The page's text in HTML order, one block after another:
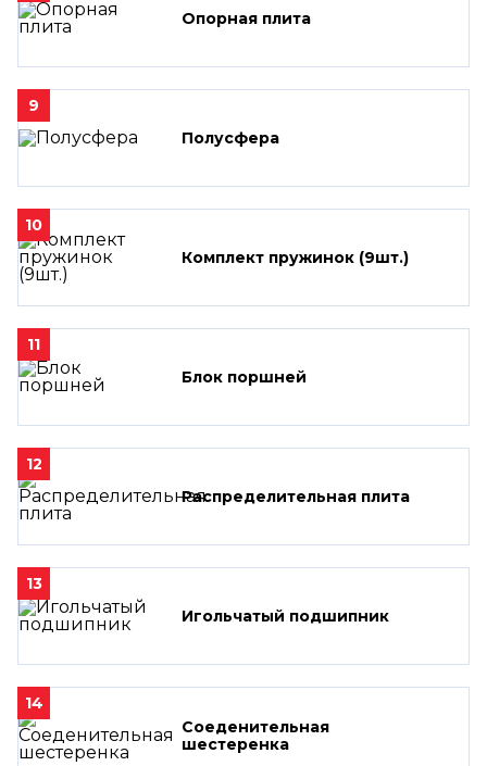
Опорная плита
9
Полусфера
10
Комплект пружинок (9шт.)
11
Блок поршней
12
Распределительная плита
13
Игольчатый подшипник
14
Соеденительная
шестеренка